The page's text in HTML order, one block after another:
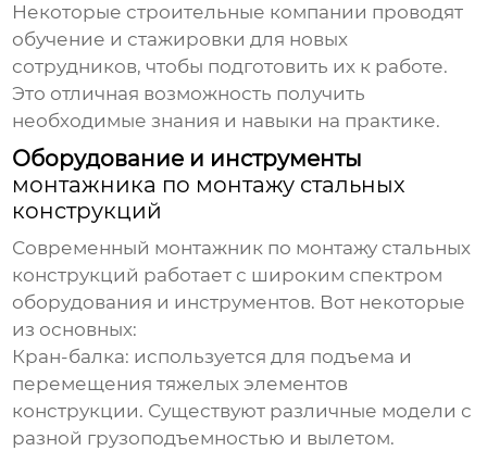
Некоторые строительные компании проводят
обучение и стажировки для новых
сотрудников, чтобы подготовить их к работе.
Это отличная возможность получить
необходимые знания и навыки на практике.
Оборудование и инструменты
монтажника по монтажу стальных
конструкций
Современный монтажник по монтажу стальных
конструкций работает с широким спектром
оборудования и инструментов. Вот некоторые
из основных:
Кран-балка: используется для подъема и
перемещения тяжелых элементов
конструкции. Существуют различные модели с
разной грузоподъемностью и вылетом.